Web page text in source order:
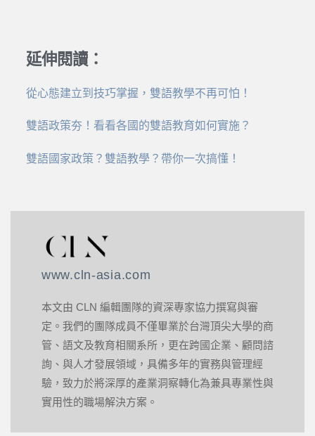
延伸閱讀：
從心態建立到技巧掌握，雙語教學不再可怕！
雙語政策夯！看看各國的雙語教育如何實施？
雙語國家政策？雙語教學？帶你一次搞懂！
www.cln-asia.com
本文由 CLN 編輯團隊的資深專家協力撰寫與審
定。我們的團隊成員不僅畢業於台灣頂尖大學的商
管、語文及教育相關系所，更在跨國企業、顧問諮
詢、與人才發展領域，具備多年的實務與管理經
驗，致力於將深厚的產業洞察轉化為兼具專業性與
實用性的職場解決方案。